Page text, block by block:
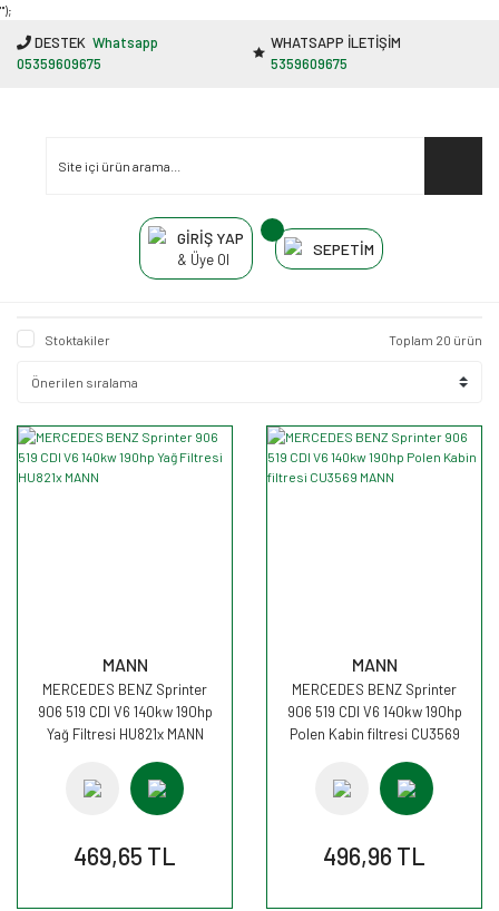
"');
DESTEK Whatsapp
05359609675
WHATSAPP İLETİŞİM
5359609675
GİRİŞ YAP
& Üye Ol
SEPETİM
Stoktakiler Toplam 20 ürün
MANN
MERCEDES BENZ Sprinter
906 519 CDI V6 140kw 190hp
Yağ Filtresi HU821x MANN
469,65 TL
MANN
MERCEDES BENZ Sprinter
906 519 CDI V6 140kw 190hp
Polen Kabin filtresi CU3569
496,96 TL